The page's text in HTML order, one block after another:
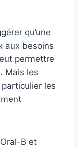
qu’une
aux besoins
permettre
Mais les
les
B et